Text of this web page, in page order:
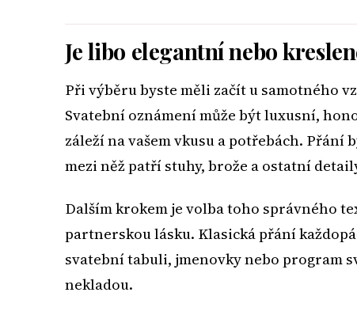
Je libo elegantní nebo
Při výběru byste měli začít u samotného
Svatební oznámení může být luxusní,
záleží na vašem vkusu a potřebách.
mezi něž patří stuhy, brože a ostatní
Dalším krokem je volba toho správného
partnerskou lásku. Klasická přání
svatební tabuli, jmenovky nebo program
nekladou.